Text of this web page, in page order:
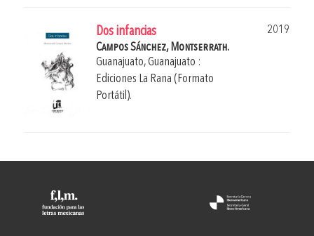
Dos infancias
2019
Campos Sánchez, Montserrath.
Guanajuato, Guanajuato :
Ediciones La Rana (Formato
Portátil).